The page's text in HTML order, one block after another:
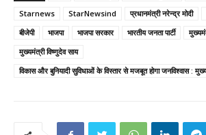
Starnews
StarNewsind प्रधानमंत्री नरेन्‍द्र मोदी
बीजेपी
भाजपा भाजपा सरकार भारतीय जनता पार्टी
मुख्यमंत्री विष्णुदेव साय
विकास और बुनियादी सुविधाओं के विस्तार से मजबूत होगा जनविश्वास :